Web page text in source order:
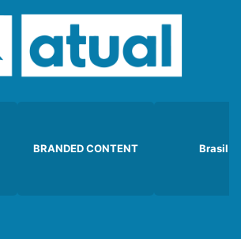
BRANDED CONTENT Brasil